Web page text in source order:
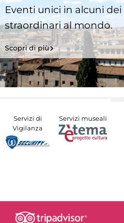
Eventi unici in alcuni
straordinari al mondo.
Scopri di più
Servizi di
Vigilanza
Servizi museali